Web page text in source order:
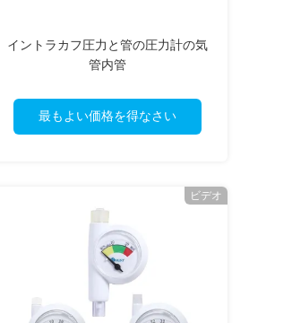
イントラカフ圧力と管の圧力計の気
管内管
最もよい価格を得なさい
ビデオ